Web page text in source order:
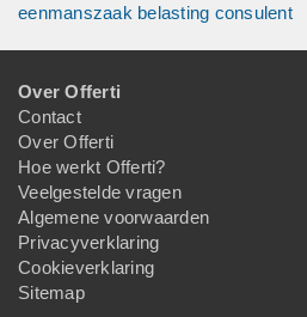
eenmanszaak belasting consulent
Over Offerti
Contact
Over Offerti
Hoe werkt Offerti?
Veelgestelde vragen
Algemene voorwaarden
Privacyverklaring
Cookieverklaring
Sitemap